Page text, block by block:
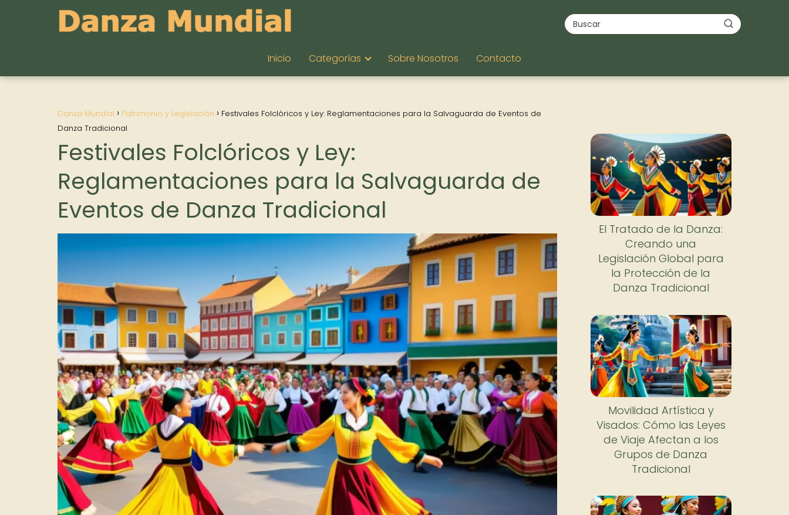
Inicio Categorías Sobre Nosotros Contacto
Danza Mundial Patrimonio y Legislación
Festivales Folclóricos y Ley: Reglamentaciones para la Salvaguarda de Eventos de
Danza Tradicional
Festivales Folclóricos y Ley:
Reglamentaciones para la Salvaguarda de
Eventos de Danza Tradicional
El Tratado de la Danza:
Creando una
Legislación Global para
la Protección de la
Danza Tradicional
Movilidad Artística y
Visados: Cómo las Leyes
de Viaje Afectan a los
Grupos de Danza
Tradicional